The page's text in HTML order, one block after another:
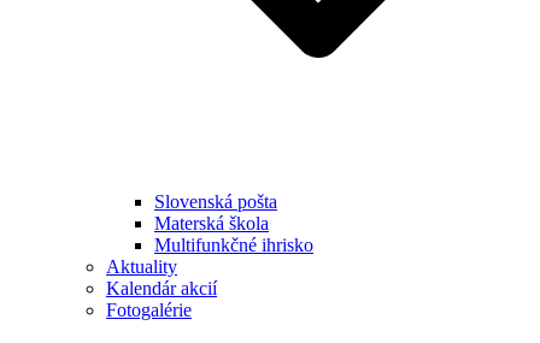
Slovenská pošta
Materská škola
Multifunkčné ihrisko
Aktuality
Kalendár akcií
Fotogalérie